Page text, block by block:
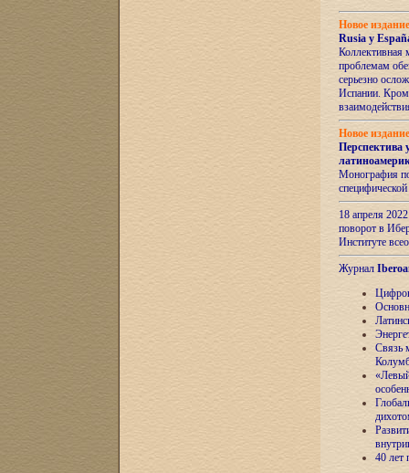
Новое
Rusia y
Коллективная
проблемам
серьезно
Испании.
Новое
Перспектива
Монография
18 апреля
поворот в
Институте
Журнал
Связь
40 лет